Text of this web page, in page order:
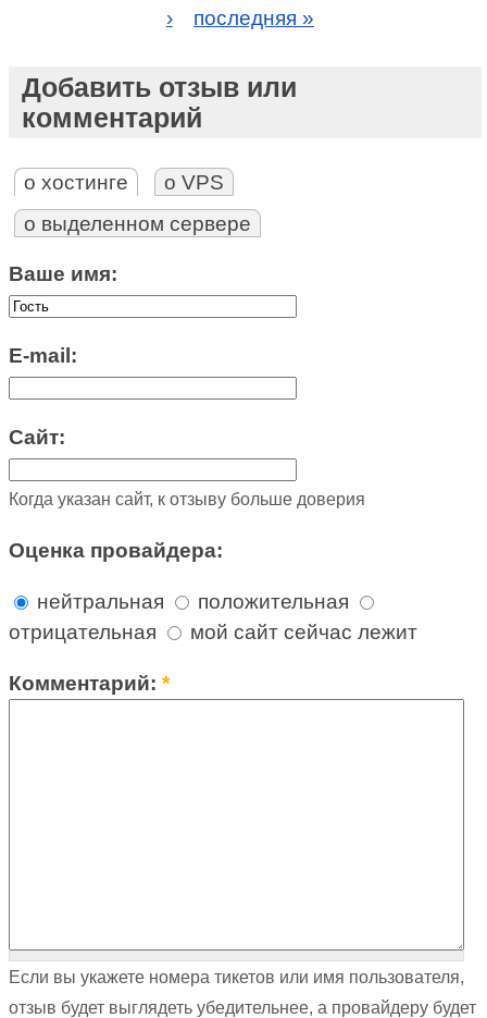
›
последняя »
Добавить отзыв или
комментарий
о хостинге
о VPS
о выделенном сервере
Ваше имя:
E-mail:
Сайт:
Когда указан сайт, к отзыву больше доверия
Оценка провайдера:
нейтральная
положительная
отрицательная
мой сайт сейчас лежит
Комментарий:*
Если вы укажете номера тикетов или имя пользователя,
отзыв будет выглядеть убедительнее, а провайдеру будет